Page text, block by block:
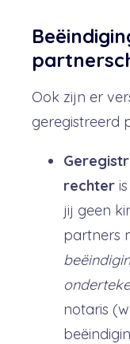
Ook zijn er
geregistreerd
rechter
jij geen
partners
notaris